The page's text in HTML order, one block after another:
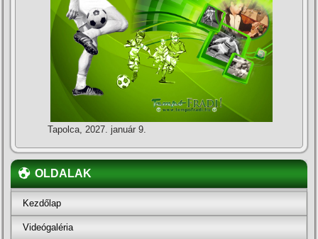
Tapolca, 2027. január 9.
OLDALAK
Kezdőlap
Videógaléria